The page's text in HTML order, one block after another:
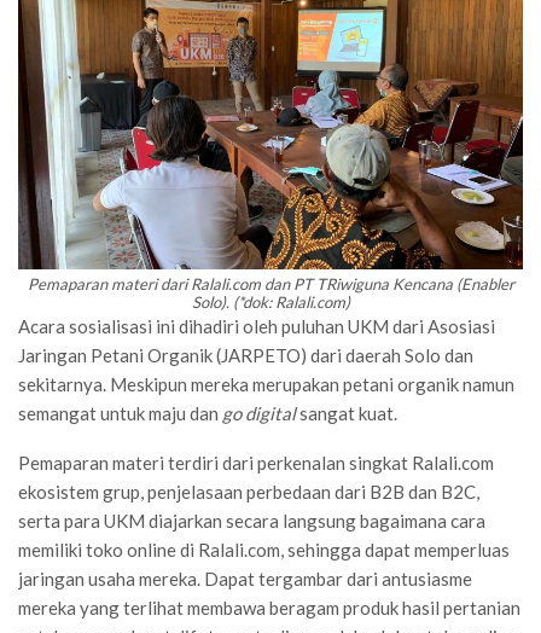
Pemaparan materi dari Ralali.com dan PT TRiwiguna Kencana (Enabler
Solo). (*dok: Ralali.com)
Acara sosialisasi ini dihadiri oleh puluhan UKM dari Asosiasi
Jaringan Petani Organik (JARPETO) dari daerah Solo dan
sekitarnya. Meskipun mereka merupakan petani organik namun
semangat untuk maju dan go digitalsangat kuat.
Pemaparan materi terdiri dari perkenalan singkat Ralali.com
ekosistem grup, penjelasaan perbedaan dari B2B dan B2C,
serta para UKM diajarkan secara langsung bagaimana cara
memiliki toko online di Ralali.com, sehingga dapat memperluas
jaringan usaha mereka. Dapat tergambar dari antusiasme
mereka yang terlihat membawa beragam produk hasil pertanian